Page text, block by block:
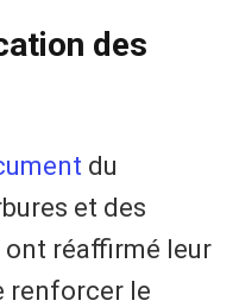
des
du
et des
ont réaffirmé leur
renforcer le